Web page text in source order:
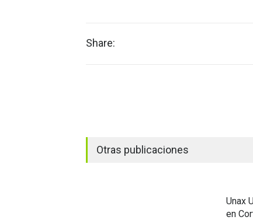
Share:
Otras publicaciones
Unax
en